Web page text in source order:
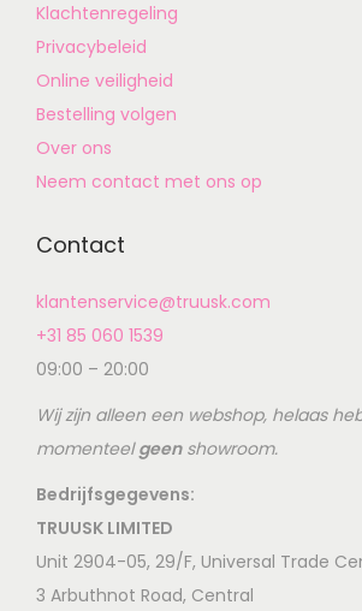
Klachtenregeling
Privacybeleid
Online veiligheid
Bestelling volgen
Over ons
Neem contact met ons op
Contact
klantenservice@truusk.com
+31 85 060 1539
09:00 – 20:00
Wij zijn alleen een webshop, helaas
momenteelgeenshowroom.
Bedrijfsgegevens:
TRUUSK LIMITED
Unit 2904-05, 29/F, Universal Trade
3 Arbuthnot Road, Central